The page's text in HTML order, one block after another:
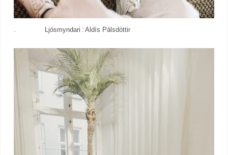
. Ljósmyndari : Aldís Pálsdóttir